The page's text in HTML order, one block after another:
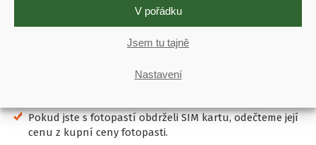
V pořádku
Jsem tu tajně
Nastavení
Zákazník má právo na vrácení ceny fotopasti a jiného
příslušenství, které si navíc zakoupil.
Požadujeme vrácení dárků, pokud tyto byly s fotopastí
Pokud jste s fotopastí obdrželi SIM kartu, odečteme její
cenu z kupní ceny fotopasti.